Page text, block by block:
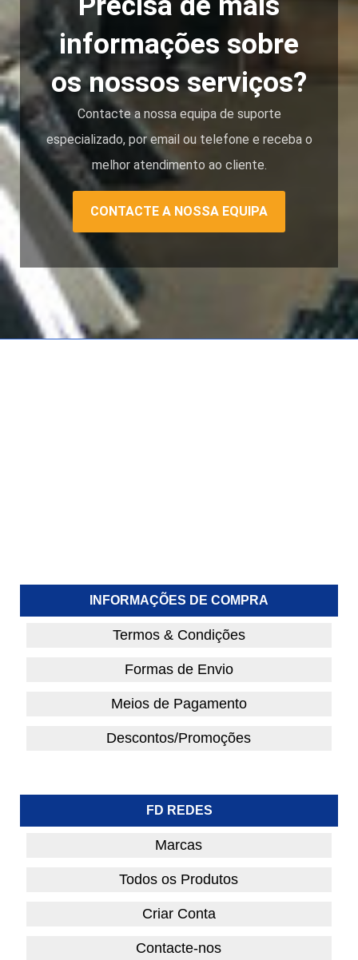
informações sobre
os nossos serviços?
Contacte a nossa equipa de suporte
especializado, por email ou telefone e receba o
melhor atendimento ao cliente.
CONTACTE A NOSSA EQUIPA
INFORMAÇÕES DE COMPRA
Termos & Condições
Formas de Envio
Meios de Pagamento
Descontos/Promoções
FD REDES
Marcas
Todos os Produtos
Criar Conta
Contacte-nos